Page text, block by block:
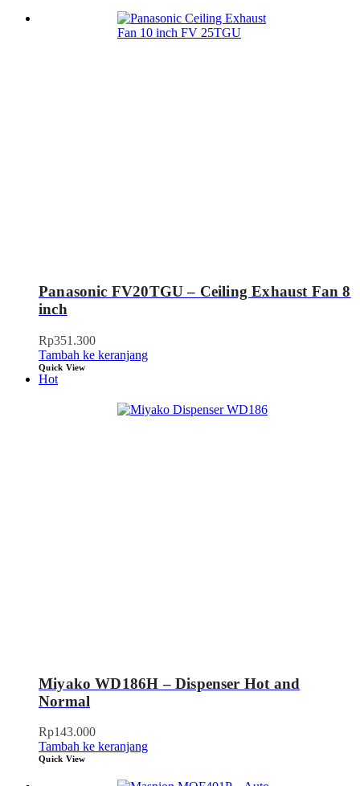
Panasonic FV20TGU – Ceiling Exhaust Fan 8
inch
Rp351.300
Tambah ke keranjang
Quick View
Hot
Miyako WD186H – Dispenser Hot and
Normal
Rp143.000
Tambah ke keranjang
Quick View